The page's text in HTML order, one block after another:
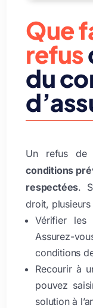
Que
refus
du
Un refus de
conditions
respectées.
droit, plusieurs
Vérifier les
Assurez-
conditions
Recourir à
pouvez
solution à